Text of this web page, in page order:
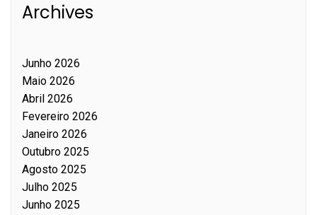
Archives
Junho 2026
Maio 2026
Abril 2026
Fevereiro 2026
Janeiro 2026
Outubro 2025
Agosto 2025
Julho 2025
Junho 2025